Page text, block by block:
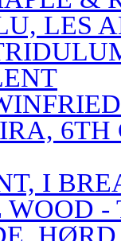
LES
6TH
I
WOOD